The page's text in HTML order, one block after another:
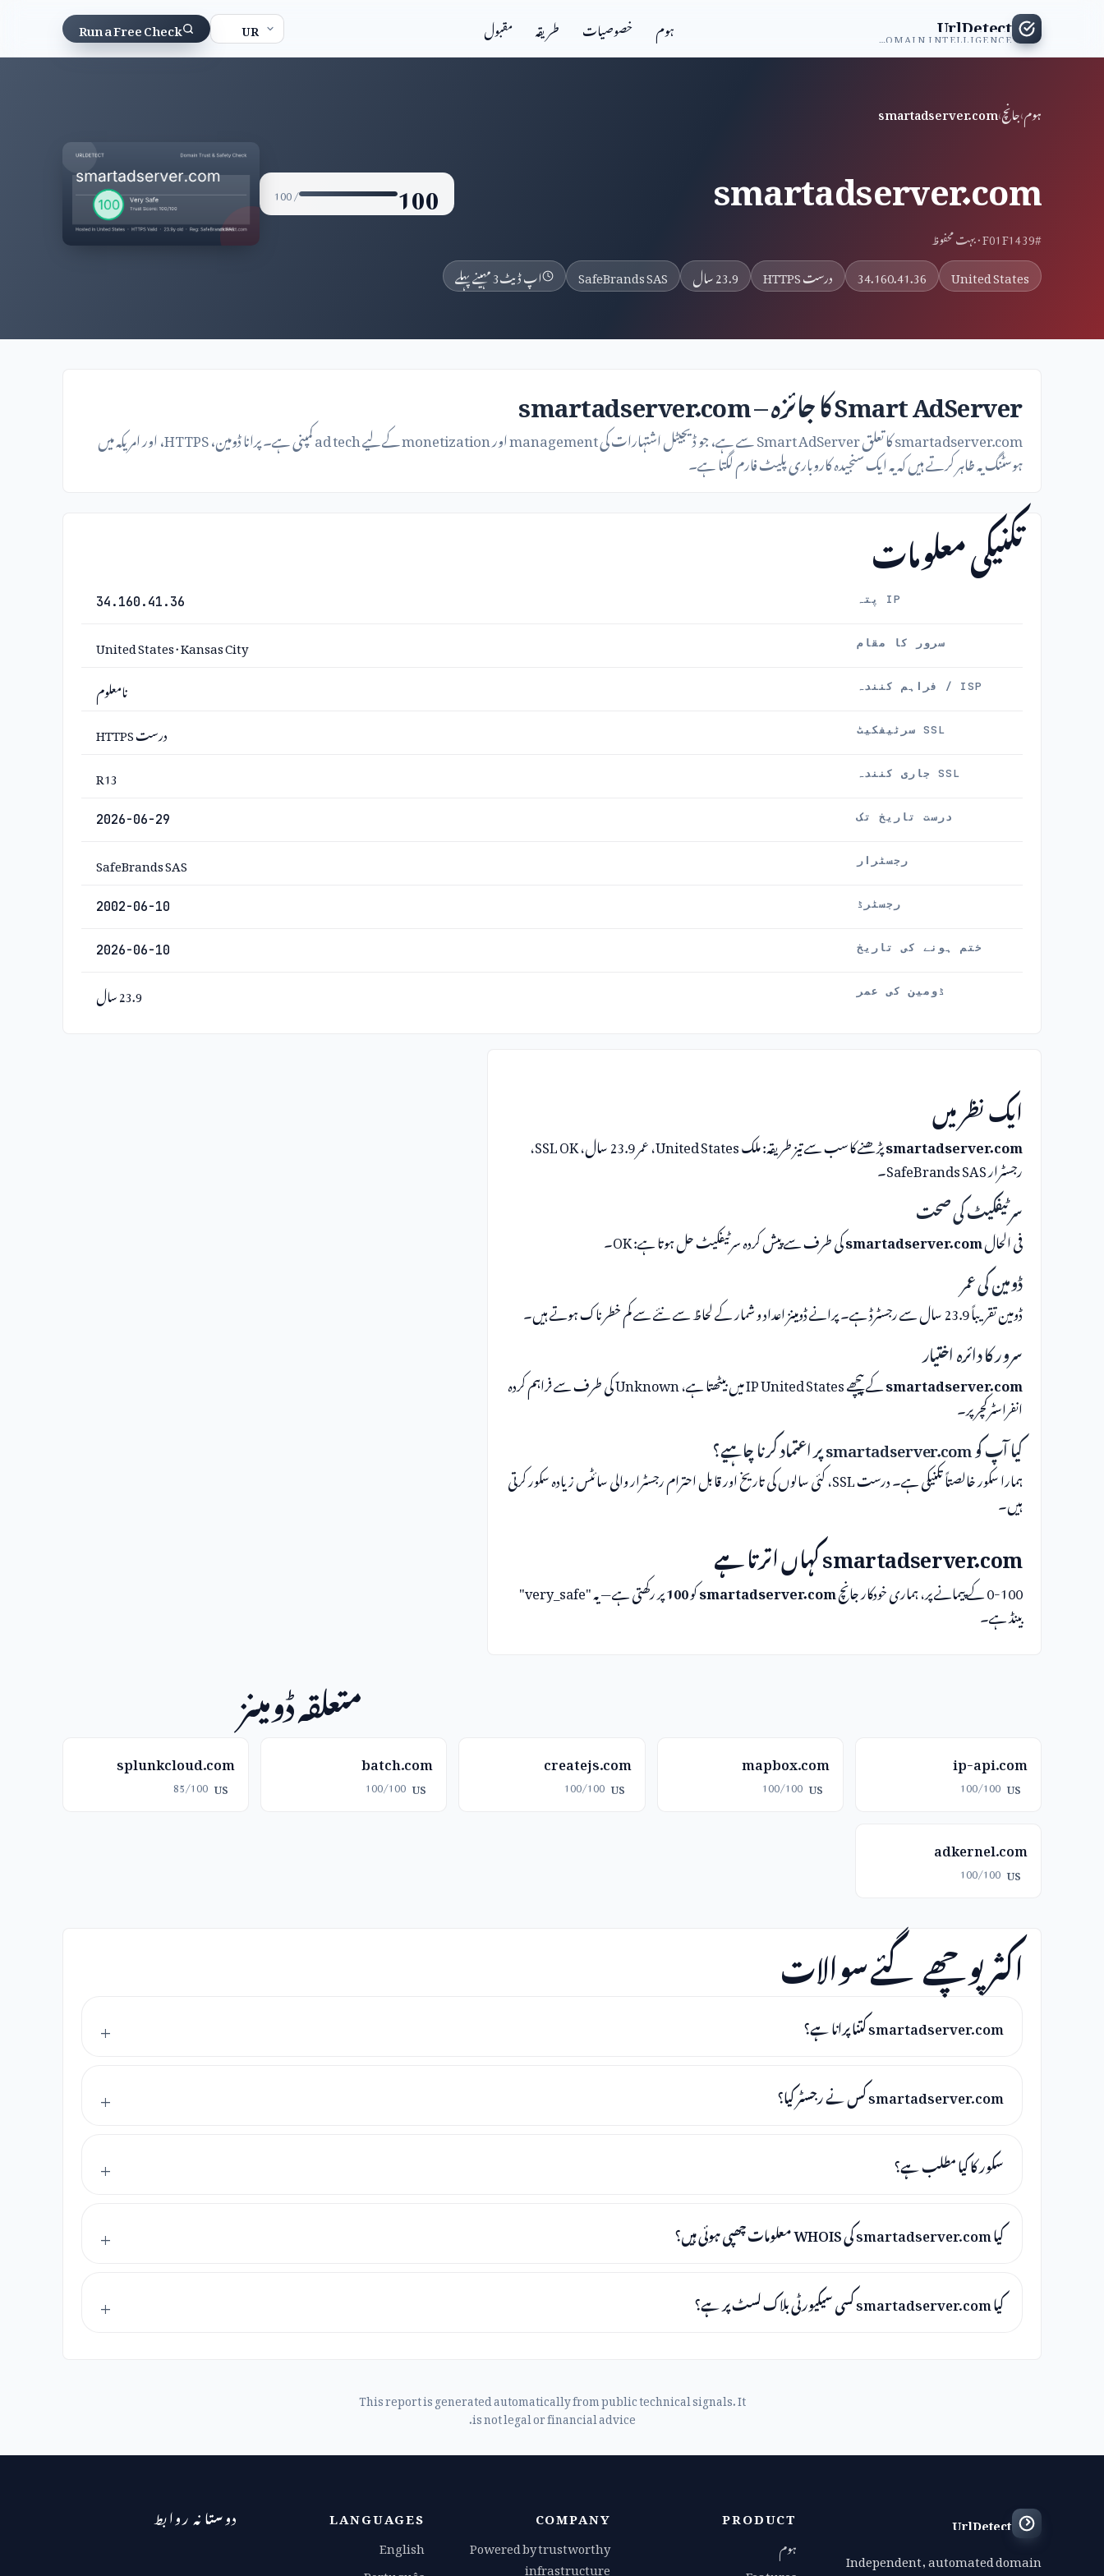
UrlDetect
INDEPENDENT DOMAIN INTELLIGENCE ہوم خصوصیات طریقہ مقبول Run a Free Check
ہوم›جانچ›
smartadserver.com
smartadserver.com
#F01F1439 · بہت محفوظ
100
/ 100
United States
34.160.41.36 درست HTTPS 23.9 سال SafeBrands SAS اپ ڈیٹ3 مہینے پہلے
Smart AdServer کا جائزہ – smartadserver.com
smartadserver.com کا تعلق Smart AdServer سے ہے، جو ڈیجیٹل اشتہارات کی management اور monetization کے لیے ad tech کمپنی ہے۔ پرانا ڈومین، HTTPS، اور امریکہ میں
ہوسٹنگ یہ ظاہر کرتے ہیں کہ یہ ایک سنجیدہ کاروباری پلیٹ فارم لگتا ہے۔
تکنیکی معلومات
IP پتہ 34.160.41.36
سرور کا مقام United States · Kansas City
ISP / فراہم کنندہ نامعلوم
SSL سرٹیفکیٹ درست HTTPS
SSL جاری کنندہ R13
درست تاریخ تک 2026-06-29
رجسٹرار SafeBrands SAS
رجسٹرڈ 2002-06-10
ختم ہونے کی تاریخ 2026-06-10
ڈومین کی عمر 23.9 سال
ایک نظر میں
smartadserver.com پڑھنے کا سب سے تیز طریقہ: ملک United States، عمر 23.9 سال، SSL OK،
رجسٹرار SafeBrands SAS۔
سرٹیفکیٹ کی صحت
فی الحالsmartadserver.comکی طرف سے پیش کردہ سرٹیفکیٹ حل ہوتا ہے: OK۔
ڈومین کی عمر
ڈومین تقریباً 23.9 سال سے رجسٹرڈ ہے۔ پرانے ڈومینز اعداد و شمار کے لحاظ سے نئے سے کم خطرناک ہوتے ہیں۔
سرور کا دائرہ اختیار
smartadserver.com کے پیچھے IP United States میں بیٹھتا ہے، Unknown کی طرف سے فراہم کردہ
انفراسٹرکچر پر۔
کیا آپ کو smartadserver.com پر اعتماد کرنا چاہیے؟
ہمارا سکور خالصتاً تکنیکی ہے۔ درست SSL، کئی سالوں کی تاریخ اور قابل احترام رجسٹرار والی سائٹس زیادہ سکور کرتی
ہیں۔
smartadserver.com کہاں اترتا ہے
0-100 کے پیمانے پر، ہماری خودکار جانچ smartadserver.comکو100 پر رکھتی ہے — یہ "very_safe"
بینڈ ہے۔
متعلقہ ڈومینز
ip-api.com
US
100/100
mapbox.com
US
100/100
createjs.com
US
100/100
batch.com
US
100/100
splunkcloud.com
US
85/100
adkernel.com
US
100/100
اکثر پوچھے گئے سوالات
smartadserver.com کتنا پرانا ہے؟
smartadserver.com کس نے رجسٹر کیا؟
سکور کا کیا مطلب ہے؟
کیا smartadserver.com کی WHOIS معلومات چھپی ہوئی ہیں؟
کیا smartadserver.com کسی سیکیورٹی بلاک لسٹ پر ہے؟
This report is generated automatically from public technical signals. It
is not legal or financial advice.
UrlDetect
Independent, automated domain
PRODUCT
ہوم
COMPANY
Powered by trustworthy
infrastructure
LANGUAGES
English
دوستانہ روابط